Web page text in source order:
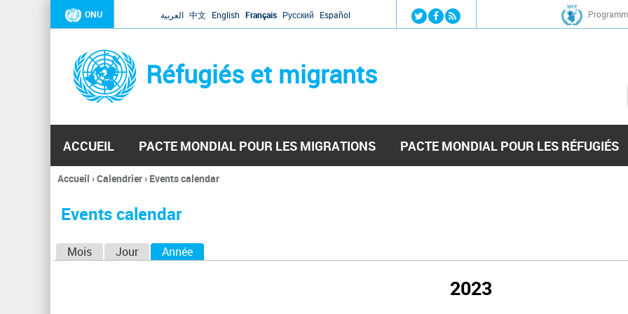
Jump to navigation
ONU العربية 中文 English Français Русский Español
Réfugiés et migrants
ACCUEIL PACTE MONDIAL POUR LES MIGRATIONS PACTE MONDIAL POUR LES RÉFUGIÉS
Vous
ici
Accueil ›Calendrier› Events calendar
Events calendar
Mois Jour Année
2023